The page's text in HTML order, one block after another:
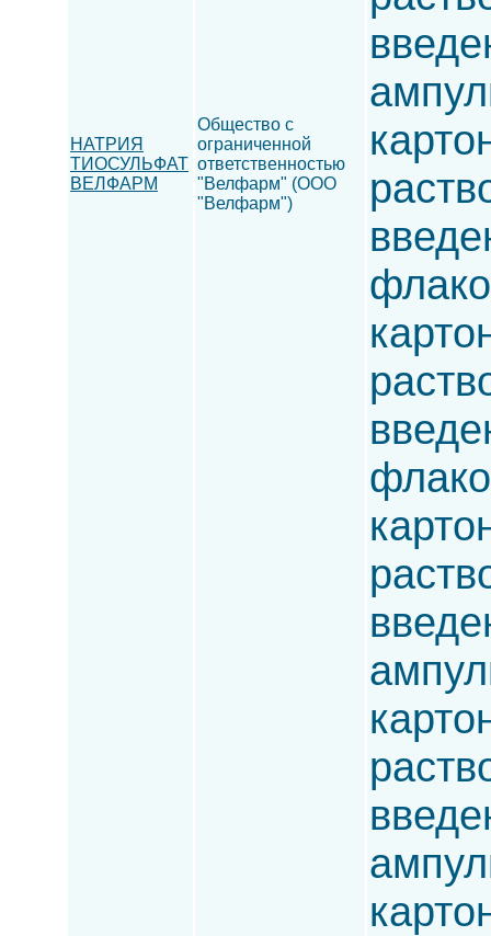
НАТРИЯ
ТИОСУЛЬФАТ
ВЕЛФАРМ
Общество с
ограниченной
ответственностью
"Велфарм" (ООО
"Велфарм")